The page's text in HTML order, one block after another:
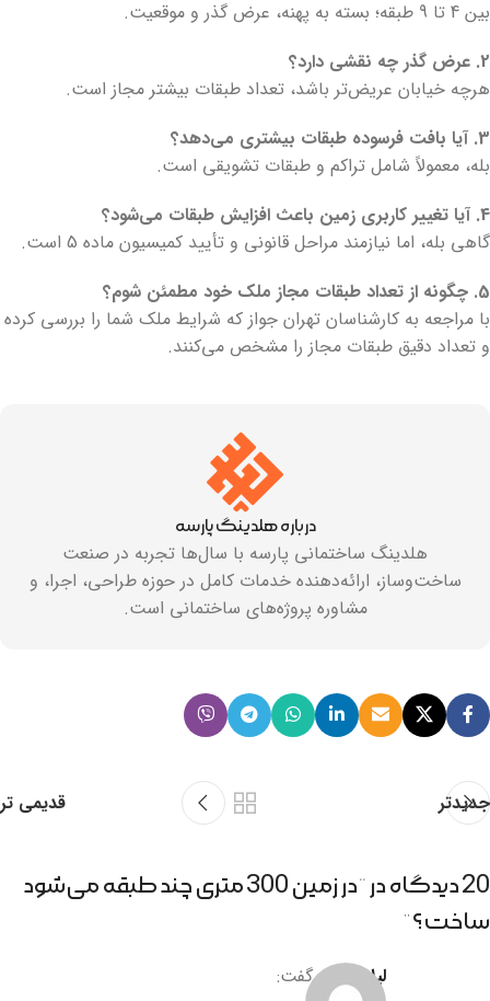
بین 4 تا 9 طبقه؛ بسته به پهنه، عرض گذر و موقعیت.
2. عرض گذر چه نقشی دارد؟
هرچه خیابان عریض‌تر باشد، تعداد طبقات بیشتر مجاز است.
3. آیا بافت فرسوده طبقات بیشتری می‌دهد؟
بله، معمولاً شامل تراکم و طبقات تشویقی است.
4. آیا تغییر کاربری زمین باعث افزایش طبقات می‌شود؟
گاهی بله، اما نیازمند مراحل قانونی و تأیید کمیسیون ماده 5 است.
5. چگونه از تعداد طبقات مجاز ملک خود مطمئن شوم؟
با مراجعه به کارشناسان تهران جواز که شرایط ملک شما را بررسی کرده
و تعداد دقیق طبقات مجاز را مشخص می‌کنند.
درباره هلدینگ پارسه
هلدینگ ساختمانی پارسه با سال‌ها تجربه در صنعت
ساخت‌وساز، ارائه‌دهنده خدمات کامل در حوزه طراحی، اجرا، و
مشاوره پروژه‌های ساختمانی است.
جدیدتر قدیمی تر
20 دیدگاه در “
در زمین 300 متری چند طبقه می‌شود
ساخت؟”
لیلا اکبری گفت: